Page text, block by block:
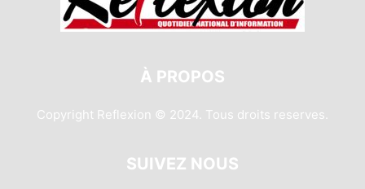
À PROPOS
Copyright Reflexion © 2024. Tous droits reserves.
SUIVEZ NOUS